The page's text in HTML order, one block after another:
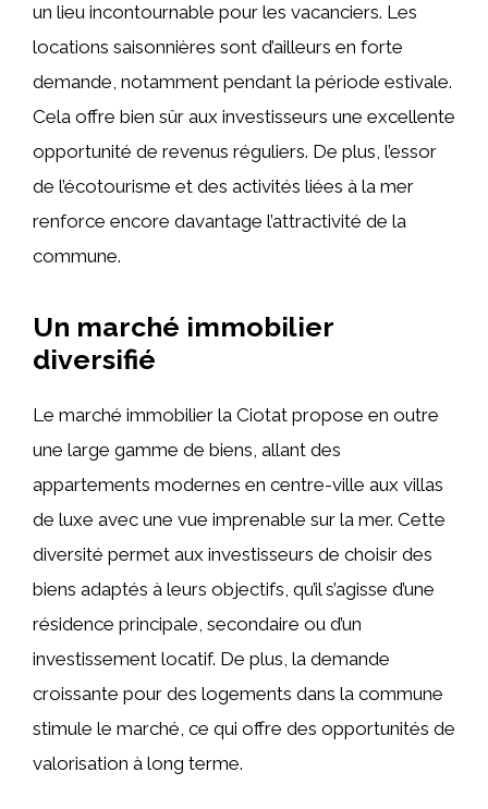
un lieu incontournable pour les vacanciers. Les
locations saisonnières sont d’ailleurs en forte
demande, notamment pendant la période estivale.
Cela offre bien sûr aux investisseurs une excellente
opportunité de revenus réguliers. De plus, l’essor
de l’écotourisme et des activités liées à la mer
renforce encore davantage l’attractivité de la
commune.
Un marché immobilier
diversifié
Le marché immobilier la Ciotat propose en outre
une large gamme de biens, allant des
appartements modernes en centre-ville aux villas
de luxe avec une vue imprenable sur la mer. Cette
diversité permet aux investisseurs de choisir des
biens adaptés à leurs objectifs, qu’il s’agisse d’une
résidence principale, secondaire ou d’un
investissement locatif. De plus, la demande
croissante pour des logements dans la commune
stimule le marché, ce qui offre des opportunités de
valorisation à long terme.